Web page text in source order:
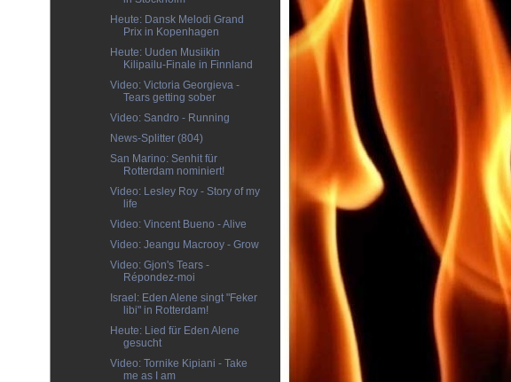
Heute: Dansk Melodi Grand
Prix in Kopenhagen
Heute: Uuden Musiikin
Kilipailu-Finale in Finnland
Video: Victoria Georgieva -
Tears getting sober
Video: Sandro - Running
News-Splitter (804)
San Marino: Senhit für
Rotterdam nominiert!
Video: Lesley Roy - Story of my
life
Video: Vincent Bueno - Alive
Video: Jeangu Macrooy - Grow
Video: Gjon's Tears -
Répondez-moi
Israel: Eden Alene singt "Feker
libi" in Rotterdam!
Heute: Lied für Eden Alene
gesucht
Video: Tornike Kipiani - Take
me as I am